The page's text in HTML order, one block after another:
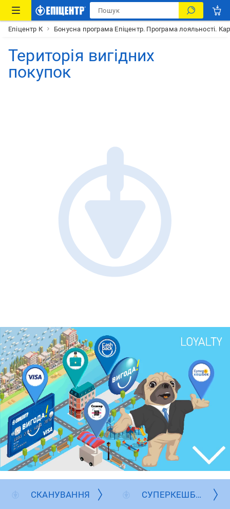
Епіцентр К Бонусна програма Епіцентр. Програма лояльності.
Територія вигідних
покупок
СКАНУВАННЯ СУПЕРКЕШБЕК